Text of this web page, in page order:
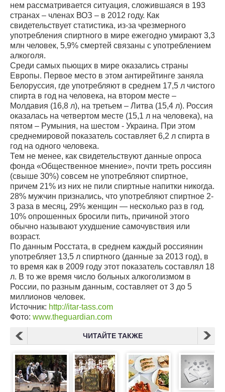
нем рассматривается ситуация, сложившаяся в 193
странах – членах ВОЗ – в 2012 году. Как
свидетельствует статистика, из-за чрезмерного
употребления спиртного в мире ежегодно умирают 3,3
млн человек, 5,9% смертей связаны с употреблением
алкоголя.
Среди самых пьющих в мире оказались страны
Европы. Первое место в этом антирейтинге заняла
Белоруссия, где употребляют в среднем 17,5 л чистого
спирта в год на человека, на втором месте –
Молдавия (16,8 л), на третьем – Литва (15,4 л). Россия
оказалась на четвертом месте (15,1 л на человека), на
пятом – Румыния, на шестом - Украина. При этом
среднемировой показатель составляет 6,2 л спирта в
год на одного человека.
Тем не менее, как свидетельствуют данные опроса
фонда «Общественное мнение», почти треть россиян
(свыше 30%) совсем не употребляют спиртное,
причем 21% из них не пили спиртные напитки никогда.
28% мужчин признались, что употребляют спиртное 2-
3 раза в месяц, 29% женщин — несколько раз в год.
10% опрошенных бросили пить, причиной этого
обычно называют ухудшение самочувствия или
возраст.
По данным Росстата, в среднем каждый россиянин
употребляет 13,5 л спиртного (данные за 2013 год), в
то время как в 2009 году этот показатель составлял 18
л. В то же время число больных алкоголизмом в
России, по разным данным, составляет от 3 до 5
миллионов человек.
Источник: http://itar-tass.com
Фото: www.theguardian.com
ЧИТАЙТЕ ТАКЖЕ